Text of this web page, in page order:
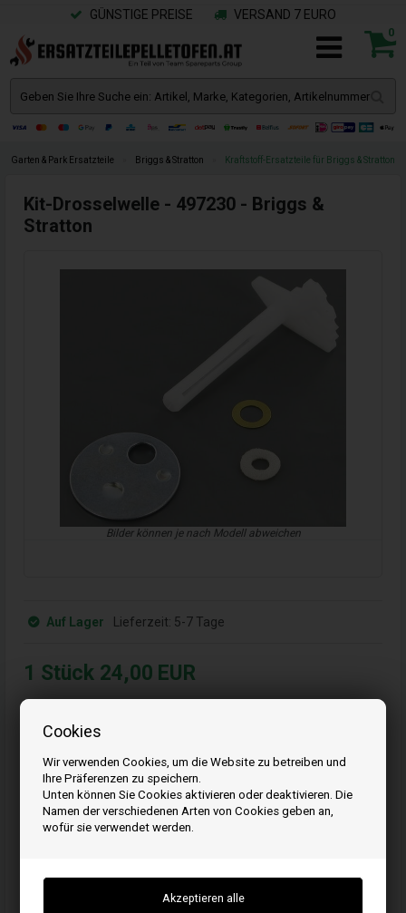
Cookies
Wir verwenden Cookies, um die Website zu betreiben und
Ihre Präferenzen zu speichern.
Unten können Sie Cookies aktivieren oder deaktivieren. Die
Namen der verschiedenen Arten von Cookies geben an,
wofür sie verwendet werden.
GÜNSTIGE PREISE VERSAND 7 EURO
0
Garten & Park Ersatzteile Briggs & Stratton Kraftstoff-Ersatzteile für Briggs & Stratton
Kit-Drosselwelle - 497230 - Briggs &
Stratton
Bilder können je nach Modell abweichen
Lieferzeit: 5-7 Tage
Auf Lager
1 Stück 24,00 EUR
Schnelle Lieferung - Paketnummer an E-Mail
19 18 42